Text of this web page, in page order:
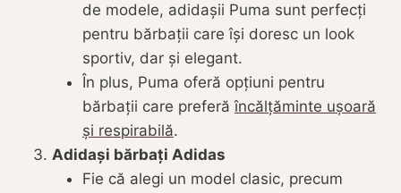
de modele, adidașii Puma sunt perfecți
pentru bărbații care își doresc un look
sportiv, dar și elegant.
În plus, Puma oferă opțiuni pentru
bărbații care preferăîncălțăminte ușoară
și respirabilă.
Adidași bărbați Adidas
Fie că alegi un model clasic, precum